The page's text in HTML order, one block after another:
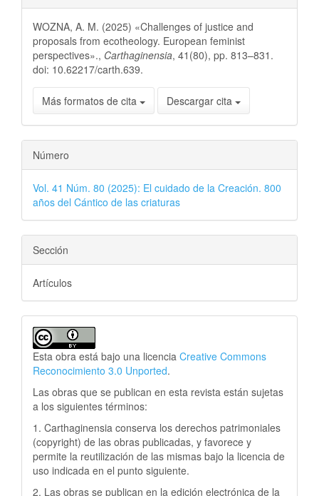
WOZNA, A. M. (2025) «Challenges of justice and
proposals from ecotheology. European feminist
perspectives»., Carthaginensia, 41(80), pp. 813–831.
doi: 10.62217/carth.639.
Más formatos de cita Descargar cita
Número
Vol. 41 Núm. 80 (2025): El cuidado de la Creación. 800
años del Cántico de las criaturas
Sección
Artículos
Esta obra está bajo una licencia Creative Commons
Reconocimiento 3.0 Unported.
Las obras que se publican en esta revista están sujetas
a los siguientes términos:
1. Carthaginensia conserva los derechos patrimoniales
(copyright) de las obras publicadas, y favorece y
permite la reutilización de las mismas bajo la licencia de
uso indicada en el punto siguiente.
2. Las obras se publican en la edición electrónica de la